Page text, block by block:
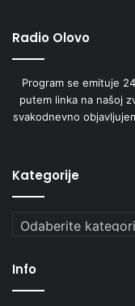
Radio Olovo
Program se emituje
putem linka na našoj
svakodnevno
Kategorije
Kategorije
Info